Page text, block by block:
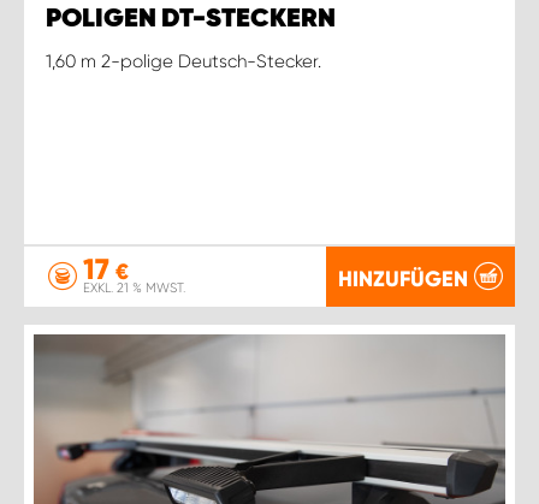
POLIGEN DT-STECKERN
1,60 m 2-polige Deutsch-Stecker.
17 €
EXKL. 21 % MWST. HINZUFÜGEN